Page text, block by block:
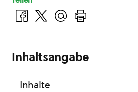
Inhaltsangabe
Inhalte